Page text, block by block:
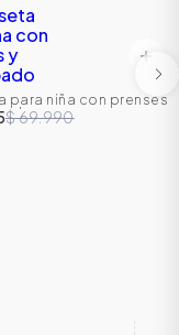
para niña con prenses
$ 69.990